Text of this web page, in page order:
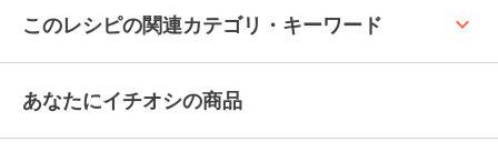
このレシピの関連カテゴリ・キーワード keyboard_arrow_up
あなたにイチオシの商品